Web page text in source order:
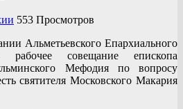
553 Просмотров
Альметьевского Епархиального
рабочее совещание епископа
Мефодия по вопросу
святителя Московского Макария